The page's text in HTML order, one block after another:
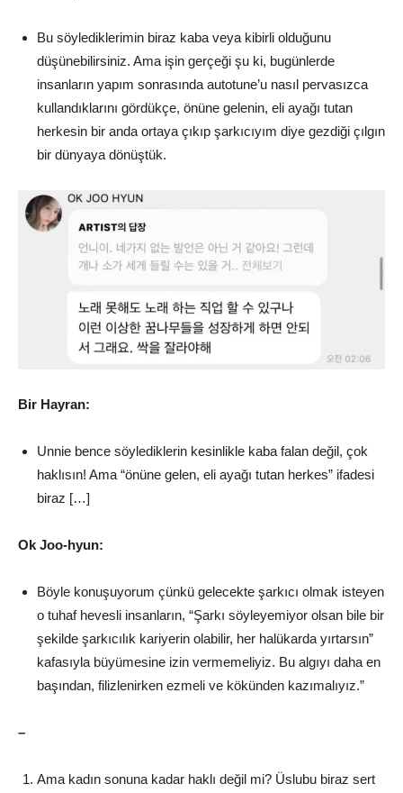
Bu söylediklerimin biraz kaba veya kibirli olduğunu
düşünebilirsiniz. Ama işin gerçeği şu ki, bugünlerde
insanların yapım sonrasında autotune’u nasıl pervasızca
kullandıklarını gördükçe, önüne gelenin, eli ayağı tutan
herkesin bir anda ortaya çıkıp şarkıcıyım diye gezdiği çılgın
bir dünyaya dönüştük.
Bir Hayran:
Unnie bence söylediklerin kesinlikle kaba falan değil, çok
haklısın! Ama “önüne gelen, eli ayağı tutan herkes” ifadesi
biraz […]
Ok Joo-hyun:
Böyle konuşuyorum çünkü gelecekte şarkıcı olmak isteyen
o tuhaf hevesli insanların, “Şarkı söyleyemiyor olsan bile bir
şekilde şarkıcılık kariyerin olabilir, her halükarda yırtarsın”
kafasıyla büyümesine izin vermemeliyiz. Bu algıyı daha en
başından, filizlenirken ezmeli ve kökünden kazımalıyız.”
–
Ama kadın sonuna kadar haklı değil mi? Üslubu biraz sert